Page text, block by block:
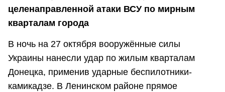
целенаправленной атаки ВСУ по мирным
кварталам города
В ночь на 27 октября вооружённые силы
Украины нанесли удар по жилым кварталам
Донецка, применив ударные беспилотники-
камикадзе. В Ленинском районе прямое